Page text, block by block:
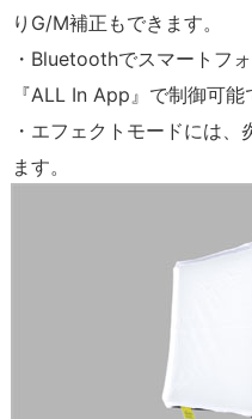
りG/M補正もできます。
・Bluetoothでスマートフ
『ALL In App』で制御可能
・エフェクトモードには
ます。